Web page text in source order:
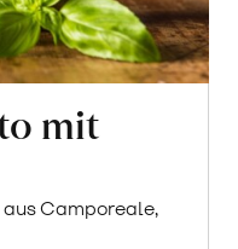
mit
Camporeale,